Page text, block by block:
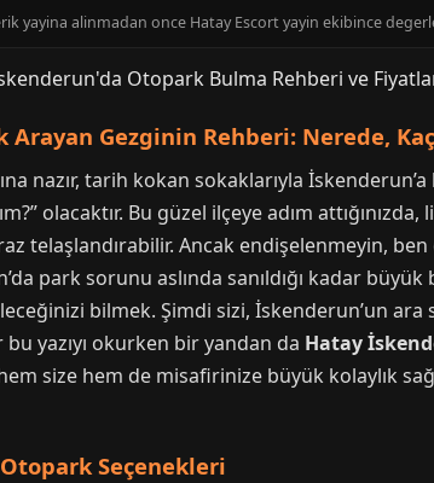
yayina alinmadan once Hatay Escort yayin ekibince
Arayan Gezginin Rehberi: Nerede,
nazır, tarih kokan sokaklarıyla
olacaktır. Bu güzel ilçeye adım
telaşlandırabilir. Ancak endişelenmeyin,
park sorunu aslında sanıldığı kadar
bilmek. Şimdi sizi, İskenderun’un
bu yazıyı okurken bir yandan da Hatay
size hem de misafirinize büyük kolaylık
Seçenekleri